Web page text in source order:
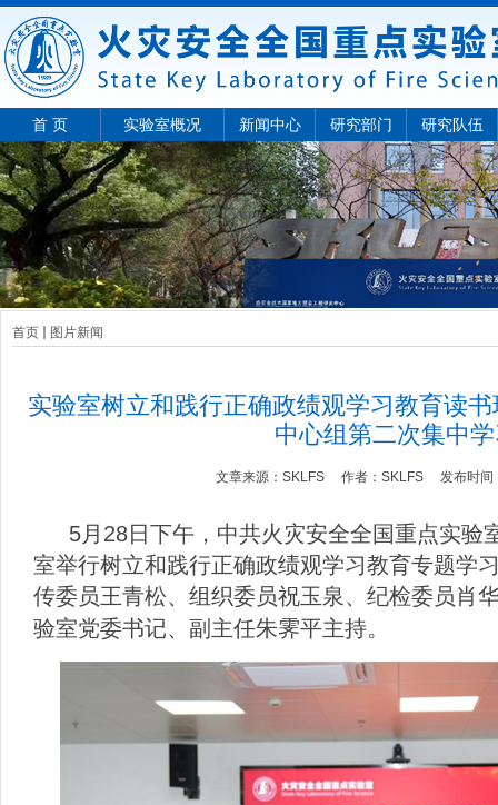
首 页 实验室概况 新闻中心 研究部门 研究队伍
首页 图片新闻
实验室树立和践行正确政绩观学习教育读
中心组第二次集中
文章来源： SKLFS 作者： SKLFS 发布时间
5月28日下午，中共火灾安全全国重点实验
室举行树立和践行正确政绩观学习教育专题学
传委员王青松、组织委员祝玉泉、纪检委员肖
验室党委书记、副主任朱霁平主持。